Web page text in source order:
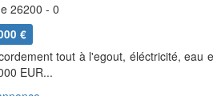
26200 - 0
€
tout à l'egout, éléctricité, eau
EUR...